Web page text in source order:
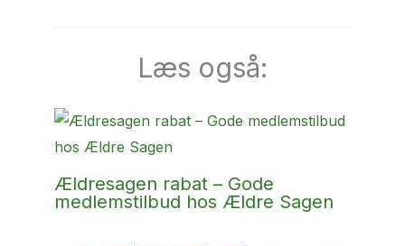
Læs også:
Ældresagen rabat – Gode
medlemstilbud hos Ældre Sagen